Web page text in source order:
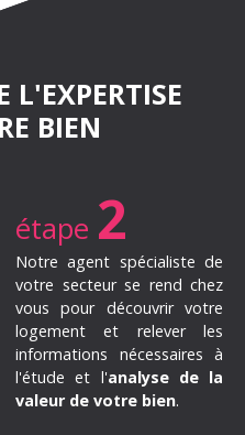
L'EXPERTISE
BIEN
étape 2
Notre agent spécialiste de
votre secteur se rend chez
vous pour découvrir votre
logement et relever les
informations nécessaires à
l'étude et l'analyse de la
valeur de votre bien.